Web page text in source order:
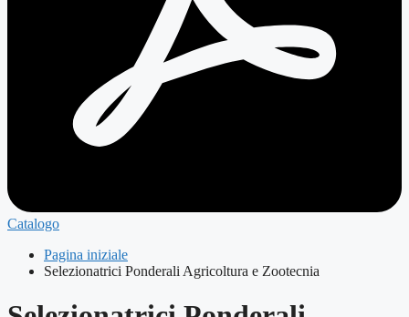
Catalogo
Pagina iniziale
Selezionatrici Ponderali Agricoltura e Zootecnia